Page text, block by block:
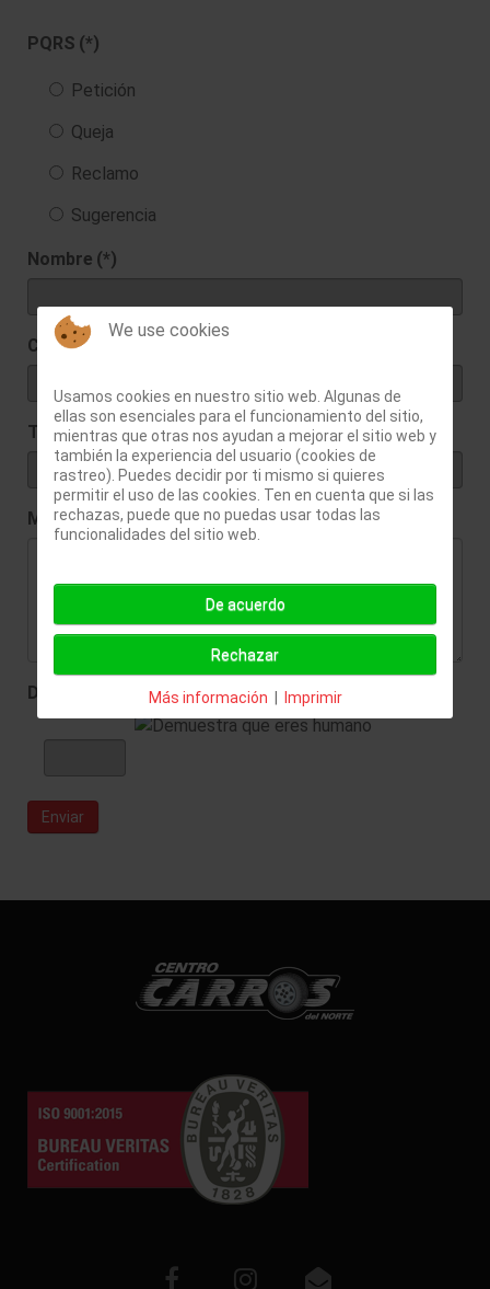
PQRS (*)
Petición
Queja
Reclamo
Sugerencia
Nombre (*)
Correo Electrónico
Teléfono
Mensaje(*)
Demuestra que eres humano (*)
Enviar
We use cookies
Usamos cookies en nuestro sitio web. Algunas de
ellas son esenciales para el funcionamiento del sitio,
mientras que otras nos ayudan a mejorar el sitio web y
también la experiencia del usuario (cookies de
rastreo). Puedes decidir por ti mismo si quieres
permitir el uso de las cookies. Ten en cuenta que si las
rechazas, puede que no puedas usar todas las
funcionalidades del sitio web.
De acuerdo
Rechazar
Más información | Imprimir